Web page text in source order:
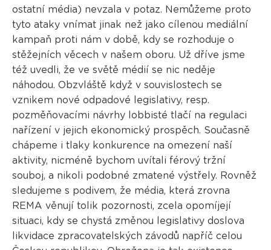
ostatní média) nevzala v potaz. Nemůžeme proto
tyto ataky vnímat jinak než jako cílenou mediální
kampaň proti nám v době, kdy se rozhoduje o
stěžejních věcech v našem oboru. Už dříve jsme
též uvedli, že ve světě médií se nic neděje
náhodou. Obzvláště když v souvislostech se
vznikem nové odpadové legislativy, resp.
pozměňovacími návrhy lobbisté tlačí na regulaci
nařízení v jejich ekonomický prospěch. Současně
chápeme i tlaky konkurence na omezení naší
aktivity, nicméně bychom uvítali férový tržní
souboj, a nikoli podobné zmatené výstřely. Rovněž
sledujeme s podivem, že média, která zrovna
REMA věnují tolik pozornosti, zcela opomíjejí
situaci, kdy se chystá změnou legislativy doslova
likvidace zpracovatelských závodů napříč celou